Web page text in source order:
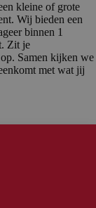
kleine of grote
Wij bieden een
binnen 1
Zit je
Samen kijken we
met wat jij